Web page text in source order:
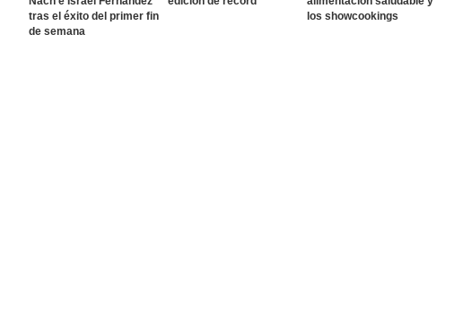
tras el éxito del primer fin
de semana
los showcookings